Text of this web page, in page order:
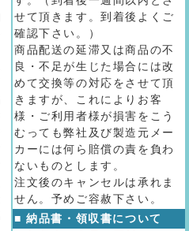
せて頂きます。到着後よくご
確認下さい。）
商品配送の延滞又は商品の不
良・不足が生じた場合には改
めて交換等の対応をさせて頂
きますが、これによりお客
様・ご利用者様が損害をこう
むっても弊社及び製造元メー
カーには何ら賠償の責を負わ
ないものとします。
注文後のキャンセルは承れま
せん。予めご容赦下さい。
■ 納品書・領収書について